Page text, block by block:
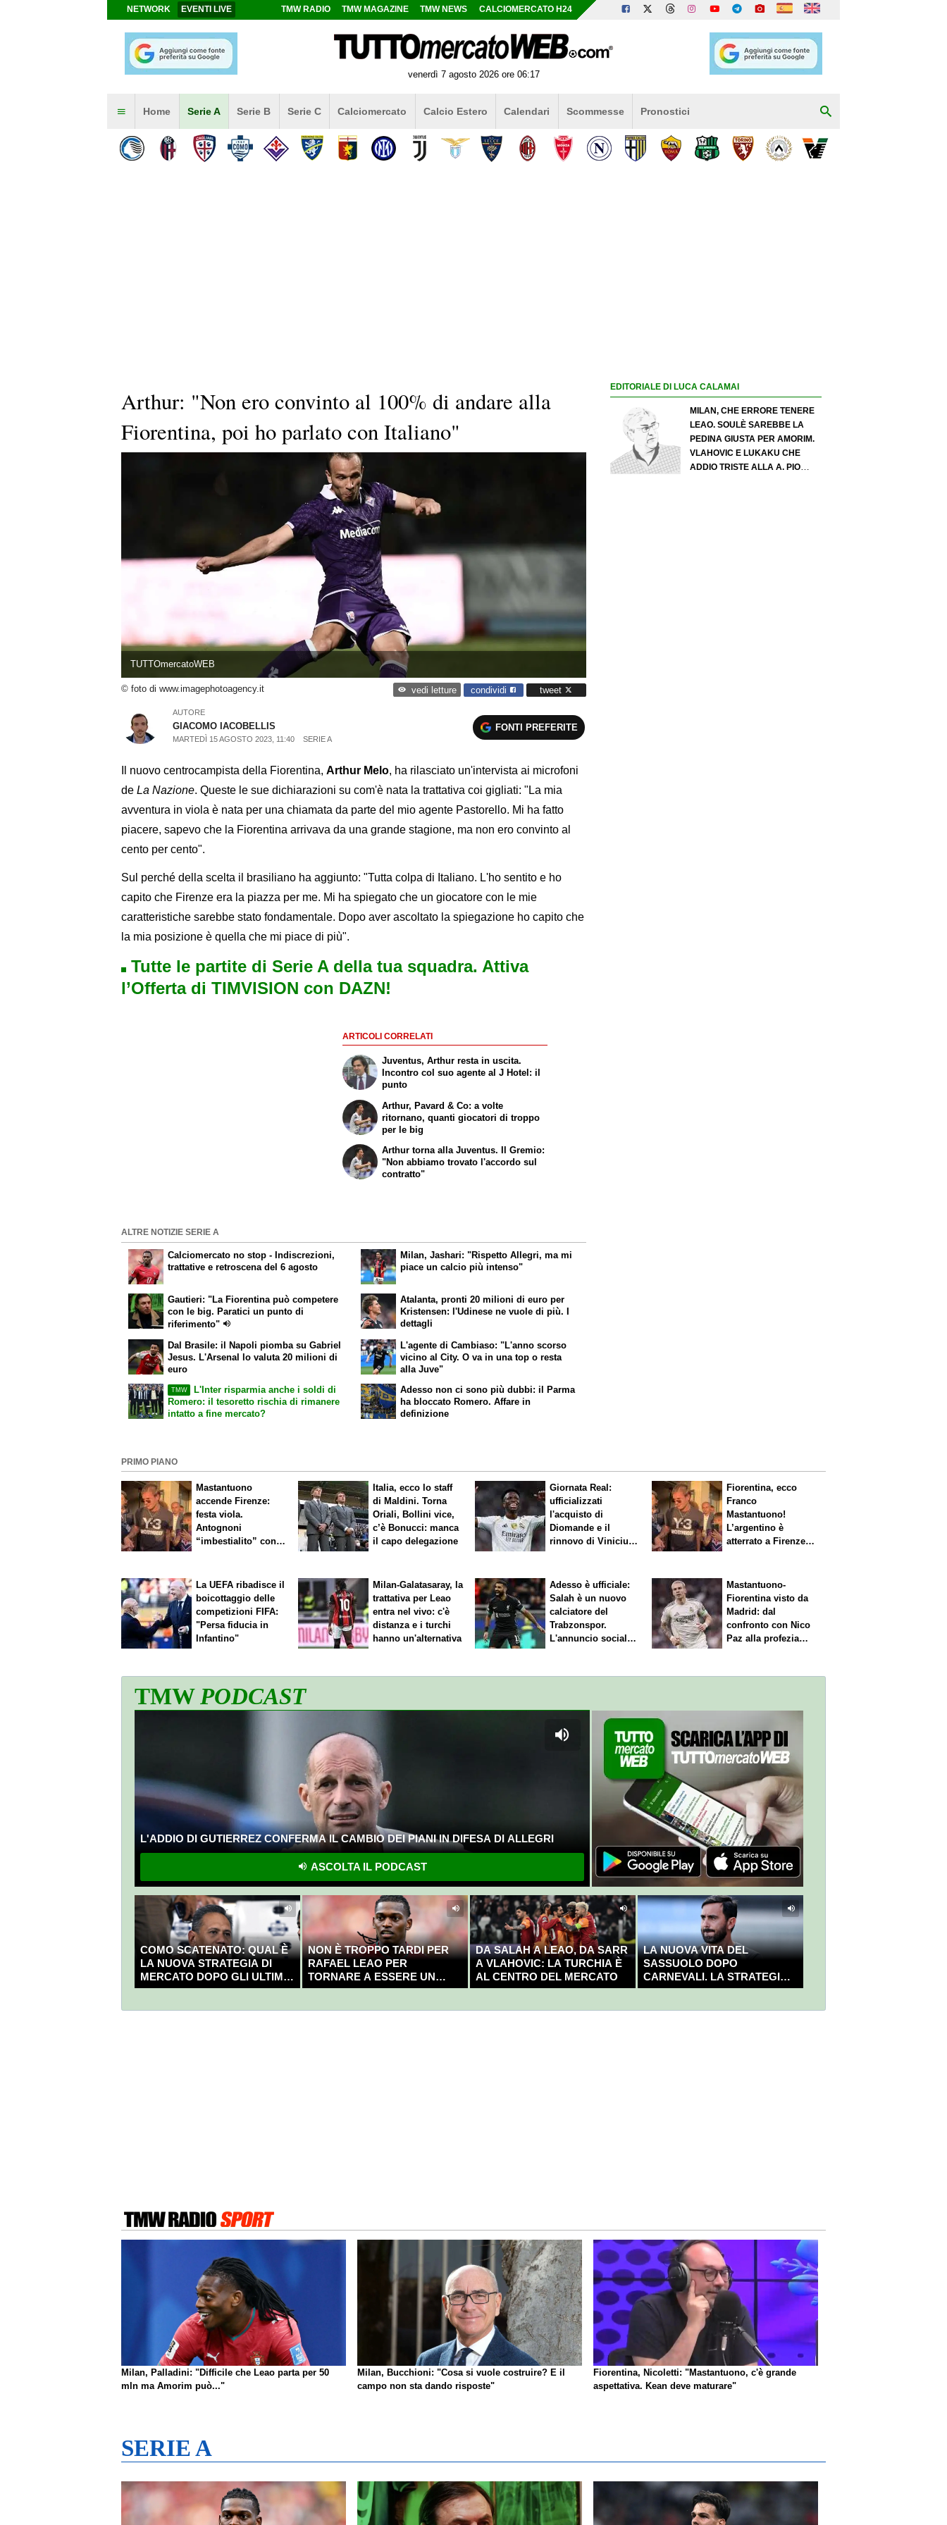
NETWORK EVENTI LIVE TMW RADIO TMW MAGAZINE TMW NEWS CALCIOMERCATO H24
venerdì 7 agosto 2026 ore 06:17
Home Serie A Serie B Serie C Calciomercato Calcio Estero Calendari Scommesse Pronostici
Arthur: "Non ero convinto al 100% di andare alla
Fiorentina, poi ho parlato con Italiano"
TUTTOmercatoWEB
© foto di www.imagephotoagency.it vedi letture condividi tweet
AUTORE
GIACOMO IACOBELLIS
MARTEDÌ 15 AGOSTO 2023, 11:40 SERIE A
FONTI PREFERITE
Il nuovo centrocampista della Fiorentina, Arthur Melo, ha rilasciato un'intervista ai microfoni
de La Nazione. Queste le sue dichiarazioni su com'è nata la trattativa coi gigliati: "La mia
avventura in viola è nata per una chiamata da parte del mio agente Pastorello. Mi ha fatto
piacere, sapevo che la Fiorentina arrivava da una grande stagione, ma non ero convinto al
cento per cento".
Sul perché della scelta il brasiliano ha aggiunto: "Tutta colpa di Italiano. L'ho sentito e ho
capito che Firenze era la piazza per me. Mi ha spiegato che un giocatore con le mie
caratteristiche sarebbe stato fondamentale. Dopo aver ascoltato la spiegazione ho capito che
la mia posizione è quella che mi piace di più".
Tutte le partite di Serie A della tua squadra. Attiva
l’Offerta di TIMVISION con DAZN!
ARTICOLI CORRELATI
Juventus, Arthur resta in uscita.
Incontro col suo agente al J Hotel: il
punto
Arthur, Pavard & Co: a volte
ritornano, quanti giocatori di troppo
per le big
Arthur torna alla Juventus. Il Gremio:
"Non abbiamo trovato l'accordo sul
contratto"
ALTRE NOTIZIE SERIE A
Calciomercato no stop - Indiscrezioni,
trattative e retroscena del 6 agosto
Gautieri: "La Fiorentina può competere
con le big. Paratici un punto di
riferimento"
Milan, Jashari: "Rispetto Allegri, ma mi
piace un calcio più intenso"
Atalanta, pronti 20 milioni di euro per
Kristensen: l'Udinese ne vuole di più. I
dettagli
Dal Brasile: il Napoli piomba su Gabriel
Jesus. L'Arsenal lo valuta 20 milioni di
euro
TMW
L'Inter risparmia anche i soldi di
Romero: il tesoretto rischia di rimanere
intatto a fine mercato?
L'agente di Cambiaso: "L'anno scorso
vicino al City. O va in una top o resta
alla Juve"
Adesso non ci sono più dubbi: il Parma
ha bloccato Romero. Affare in
definizione
EDITORIALE DI LUCA CALAMAI
MILAN, CHE ERRORE TENERE
LEAO. SOULÈ SAREBBE LA
PEDINA GIUSTA PER AMORIM.
VLAHOVIC E LUKAKU CHE
ADDIO TRISTE ALLA A. PIO
PRIMO PIANO
Mastantuono
accende Firenze:
festa viola.
Antognoni
“imbestialito” con
Italia, ecco lo staff
di Maldini. Torna
Oriali, Bollini vice,
c’è Bonucci: manca
il capo delegazione
Giornata Real:
ufficializzati
l'acquisto di
Diomande e il
rinnovo di Vinicius.
Fiorentina, ecco
Franco
Mastantuono!
L’argentino è
atterrato a Firenze,
La UEFA ribadisce il
boicottaggio delle
competizioni FIFA:
"Persa fiducia in
Infantino"
Milan-Galatasaray, la
trattativa per Leao
entra nel vivo: c'è
distanza e i turchi
hanno un'alternativa
Adesso è ufficiale:
Salah è un nuovo
calciatore del
Trabzonspor.
L'annuncio social
Mastantuono-
Fiorentina visto da
Madrid: dal
confronto con Nico
Paz alla profezia
TMWPODCAST
L'ADDIO DI GUTIERREZ CONFERMA IL CAMBIO DEI PIANI IN DIFESA DI ALLEGRI
ASCOLTA IL PODCAST
COMO SCATENATO: QUAL È
LA NUOVA STRATEGIA DI
MERCATO DOPO GLI ULTIMI
COLPI?
NON È TROPPO TARDI PER
RAFAEL LEAO PER
TORNARE A ESSERE UN
CAMPIONE
DA SALAH A LEAO, DA SARR
A VLAHOVIC: LA TURCHIA È
AL CENTRO DEL MERCATO
LA NUOVA VITA DEL
SASSUOLO DOPO
CARNEVALI. LA STRATEGIA È
GIÀ CHIARA E DECISA
Milan, Palladini: "Difficile che Leao parta per 50
mln ma Amorim può..."
Milan, Bucchioni: "Cosa si vuole costruire? E il
campo non sta dando risposte"
Fiorentina, Nicoletti: "Mastantuono, c'è grande
aspettativa. Kean deve maturare"
SERIE A